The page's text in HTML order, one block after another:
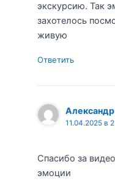
экскурсию. Так
захотелось
живую
Ответить
Александр
11.04.2025 в
Спасибо за
эмоции